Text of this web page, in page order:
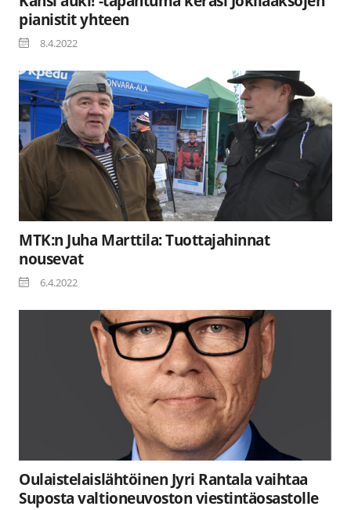
pianistit yhteen
8.4.2022
MTK:n Juha Marttila: Tuottajahinnat
nousevat
6.4.2022
Oulaistelaislähtöinen Jyri Rantala vaihtaa
Suposta valtioneuvoston viestintäosastolle